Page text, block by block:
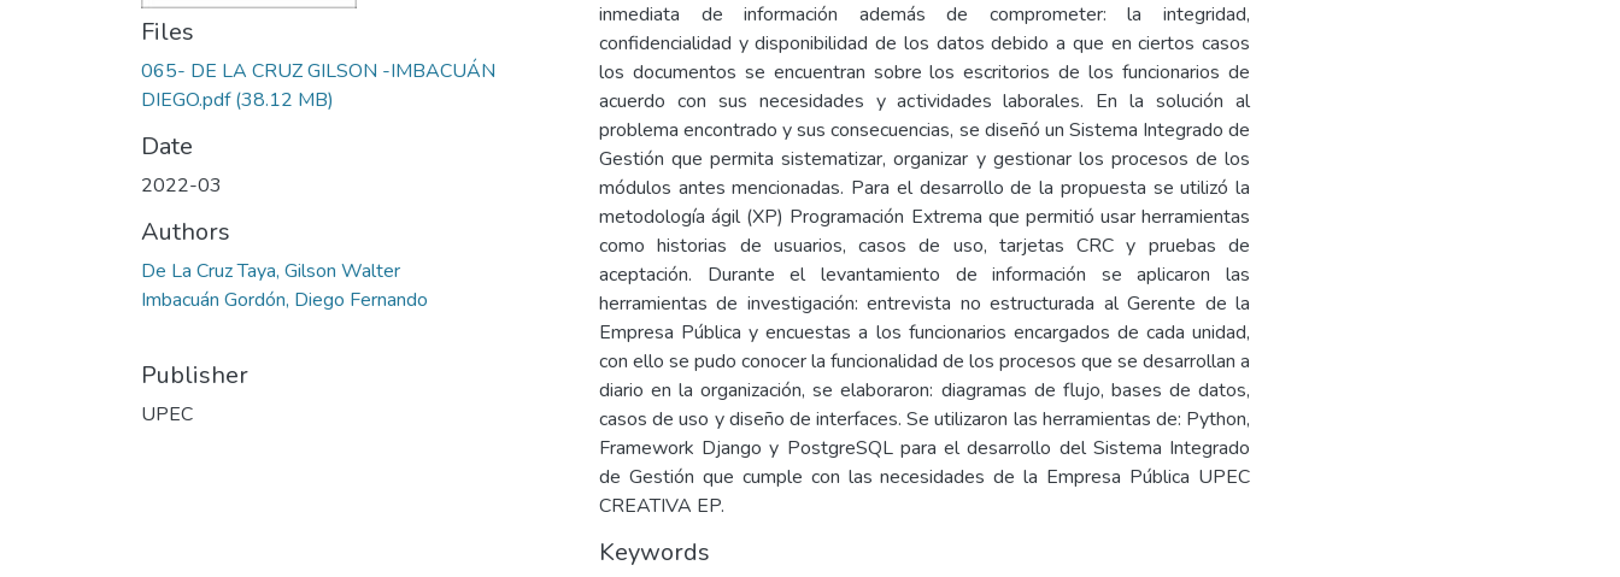
Files
065- DE LA CRUZ GILSON -IMBACUÁN
DIEGO.pdf(38.12 MB)
Date
2022-03
Authors
De La Cruz Taya, Gilson Walter
Imbacuán Gordón, Diego Fernando
Publisher
UPEC
inmediata de información además de comprometer: la integridad,
confidencialidad y disponibilidad de los datos debido a que en ciertos casos
los documentos se encuentran sobre los escritorios de los funcionarios de
acuerdo con sus necesidades y actividades laborales. En la solución al
problema encontrado y sus consecuencias, se diseñó un Sistema Integrado de
Gestión que permita sistematizar, organizar y gestionar los procesos de los
módulos antes mencionadas. Para el desarrollo de la propuesta se utilizó la
metodología ágil (XP) Programación Extrema que permitió usar herramientas
como historias de usuarios, casos de uso, tarjetas CRC y pruebas de
aceptación. Durante el levantamiento de información se aplicaron las
herramientas de investigación: entrevista no estructurada al Gerente de la
Empresa Pública y encuestas a los funcionarios encargados de cada unidad,
con ello se pudo conocer la funcionalidad de los procesos que se desarrollan a
diario en la organización, se elaboraron: diagramas de flujo, bases de datos,
casos de uso y diseño de interfaces. Se utilizaron las herramientas de: Python,
Framework Django y PostgreSQL para el desarrollo del Sistema Integrado
de Gestión que cumple con las necesidades de la Empresa Pública UPEC
CREATIVA EP.
Keywords